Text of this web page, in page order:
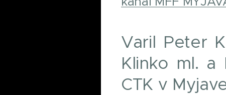
Varil Peter
Klinko ml. a
CTK v